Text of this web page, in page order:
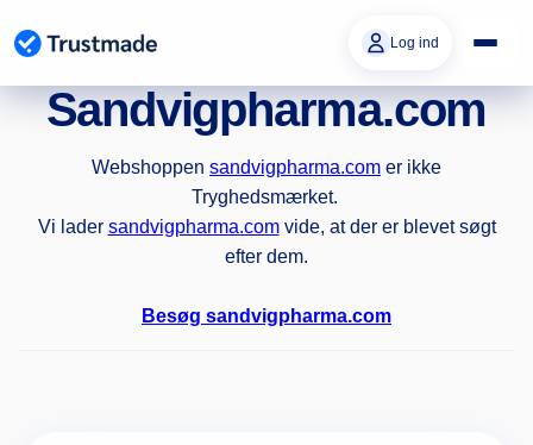
indhold
Log ind
Sandvigpharma.com
Webshoppen sandvigpharma.com er ikke
Tryghedsmærket.
Vi lader sandvigpharma.comvide, at der er blevet søgt
efter dem.
Besøg sandvigpharma.com